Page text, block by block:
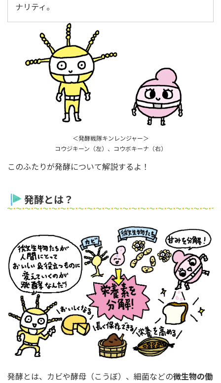
ナリティ。
＜発酵戦隊キンレンジャー＞
コウジキーン（左）、コウボキーナ（右）
このふたりが発酵について解説するよ！
発酵とは？
発酵とは、カビや酵母（こうぼ）、細菌などの微生物の働